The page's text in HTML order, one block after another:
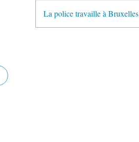
La police travaille à Bruxelles